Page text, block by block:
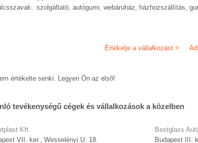
szolgáltató, autógumi, webáruház, házhozszállítás,
Értékelje a vállalkozást >
értékelte senki. Legyen Ön az első!
tevékenységű cégek és vállalkozások a közelben
Kft.
VII. ker., Wesselényi U. 18.
Bestglass
Budapest III.